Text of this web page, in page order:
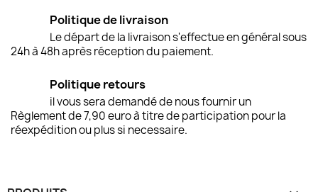
Politique de livraison
Le départ de la livraison s'effectue en général sous
24h à 48h après réception du paiement.
Politique retours
il vous sera demandé de nous fournir un
Règlement de 7,90 euro à titre de participation pour la
réexpédition ou plus si necessaire.